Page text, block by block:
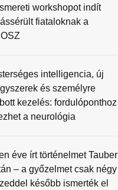
workshopot indít
fiataloknak a
intelligencia, új
és személyre
kezelés: fordulóponthoz
a neurológia
éve írt történelmet Tauber
– a győzelmet csak négy
később ismerték el